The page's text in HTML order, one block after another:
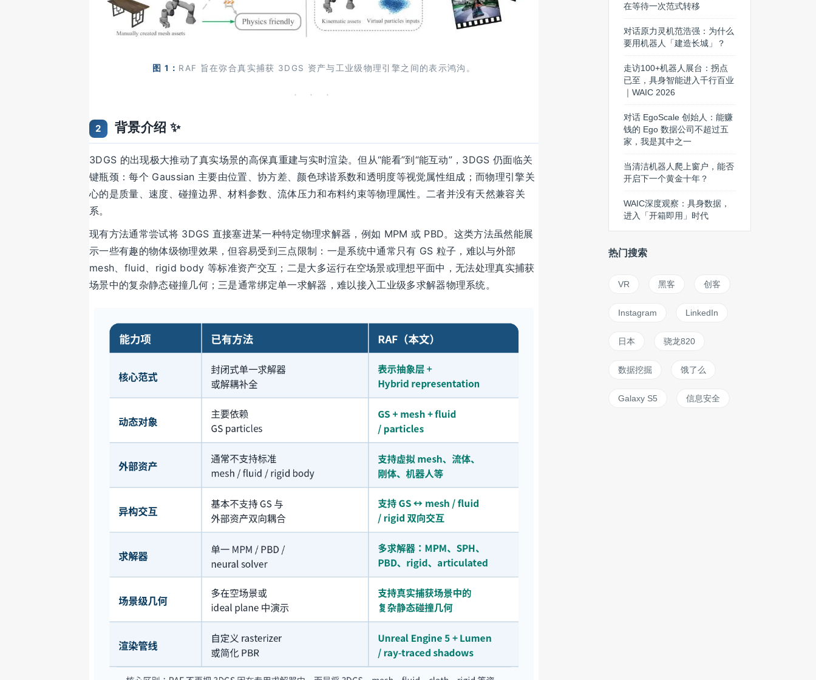
图 1： RAF 旨在弥合真实捕获 3DGS 资产与工业级物理引擎之间的表示鸿沟。
· · ·
2 背景介绍 ✨
3DGS 的出现极大推动了真实场景的高保真重建与实时渲染。但从“能看”到“能互动”，3DGS 仍面临关
键瓶颈：每个 Gaussian 主要由位置、协方差、颜色球谐系数和透明度等视觉属性组成；而物理引擎关
心的是质量、速度、碰撞边界、材料参数、流体压力和布料约束等物理属性。二者并没有天然兼容关
系。
现有方法通常尝试将 3DGS 直接塞进某一种特定物理求解器，例如 MPM 或 PBD。这类方法虽然能展
示一些有趣的物体级物理效果，但容易受到三点限制：一是系统中通常只有 GS 粒子，难以与外部
mesh、fluid、rigid body 等标准资产交互；二是大多运行在空场景或理想平面中，无法处理真实捕获
场景中的复杂静态碰撞几何；三是通常绑定单一求解器，难以接入工业级多求解器物理系统。
在等待一次范式转移
对话原力灵机范浩强：为什么
要用机器人「建造长城」？
走访100+机器人展台：拐点
已至，具身智能进入千行百业
｜WAIC 2026
对话 EgoScale 创始人：能赚
钱的 Ego 数据公司不超过五
家，我是其中之一
当清洁机器人爬上窗户，能否
开启下一个黄金十年？
WAIC深度观察：具身数据，
进入「开箱即用」时代
热门搜索
VR 黑客 创客
Instagram LinkedIn
日本 骁龙820
数据挖掘 饿了么
Galaxy S5 信息安全